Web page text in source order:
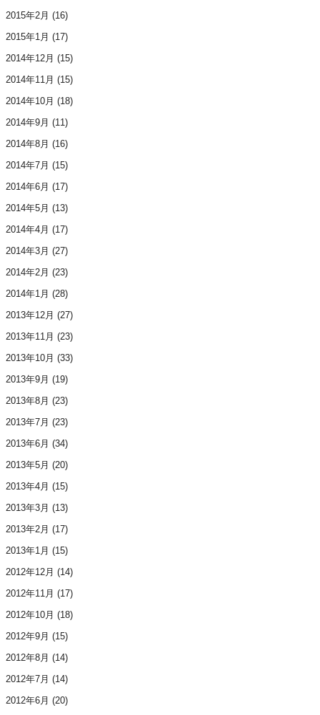
2015年2月 (16)
2015年1月 (17)
2014年12月 (15)
2014年11月 (15)
2014年10月 (18)
2014年9月 (11)
2014年8月 (16)
2014年7月 (15)
2014年6月 (17)
2014年5月 (13)
2014年4月 (17)
2014年3月 (27)
2014年2月 (23)
2014年1月 (28)
2013年12月 (27)
2013年11月 (23)
2013年10月 (33)
2013年9月 (19)
2013年8月 (23)
2013年7月 (23)
2013年6月 (34)
2013年5月 (20)
2013年4月 (15)
2013年3月 (13)
2013年2月 (17)
2013年1月 (15)
2012年12月 (14)
2012年11月 (17)
2012年10月 (18)
2012年9月 (15)
2012年8月 (14)
2012年7月 (14)
2012年6月 (20)